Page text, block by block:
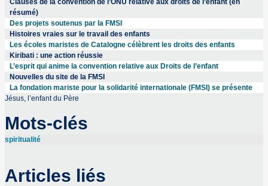
Clauses de la convention de l’ONU relative aux droits de l’enfant (en
résumé)
Des projets soutenus par la FMSI
Histoires vraies sur le travail des enfants
Les écoles maristes de Catalogne célèbrent les droits des enfants
Kiribati : une action réussie
L’esprit qui anime la convention relative aux Droits de l’enfant
Nouvelles du site de la FMSI
La fondation mariste pour la solidarité internationale (FMSI) se présente
Jésus, l’enfant du Père
Mots-clés
spiritualité
Articles liés